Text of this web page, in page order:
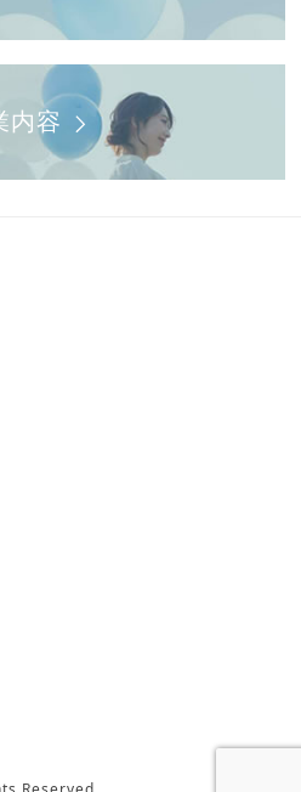
得する個人情報につい
された方の情報をアクセスロ
ります。アクセスログは、ア
は含まれておりません。
ブサイトの保守管理や利用状
めに活用されますが、それ以
利用目的
ビスを提供させていただくた
確認、契約のための諸条件
内などの目的のために利用さ
てお客様の個人情報を利用
とはありません。
内容